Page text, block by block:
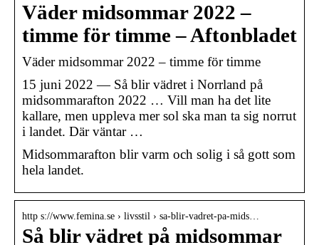
Väder midsommar 2022 –
timme för timme – Aftonbladet
Väder midsommar 2022 – timme för timme
15 juni 2022 — Så blir vädret i Norrland på
midsommarafton 2022 … Vill man ha det lite
kallare, men uppleva mer sol ska man ta sig norrut
i landet. Där väntar …
Midsommarafton blir varm och solig i så gott som
hela landet.
http s://www.femina.se › livsstil › sa-blir-vadret-pa-mids…
Så blir vädret på midsommar